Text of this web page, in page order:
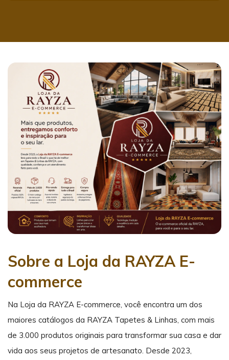
Sobre a Loja da RAYZA E-
commerce
Na Loja da RAYZA E-commerce, você encontra um dos
maiores catálogos da RAYZA Tapetes & Linhas, com mais
de 3.000 produtos originais para transformar sua casa e dar
vida aos seus projetos de artesanato. Desde 2023,